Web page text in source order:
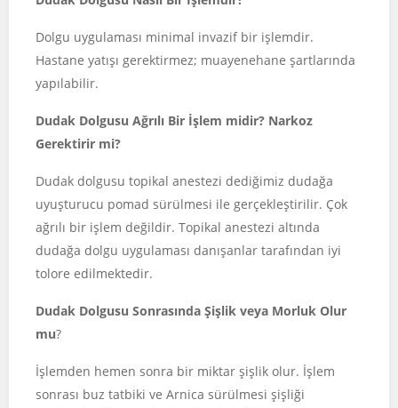
Dolgu uygulaması minimal invazif bir işlemdir.
Hastane yatışı gerektirmez; muayenehane şartlarında
yapılabilir.
Dudak Dolgusu Ağrılı Bir İşlem midir? Narkoz
Gerektirir mi?
Dudak dolgusu topikal anestezi dediğimiz dudağa
uyuşturucu pomad sürülmesi ile gerçekleştirilir. Çok
ağrılı bir işlem değildir. Topikal anestezi altında
dudağa dolgu uygulaması danışanlar tarafından iyi
tolore edilmektedir.
Dudak Dolgusu Sonrasında Şişlik veya Morluk Olur
mu?
İşlemden hemen sonra bir miktar şişlik olur. İşlem
sonrası buz tatbiki ve Arnica sürülmesi şişliği